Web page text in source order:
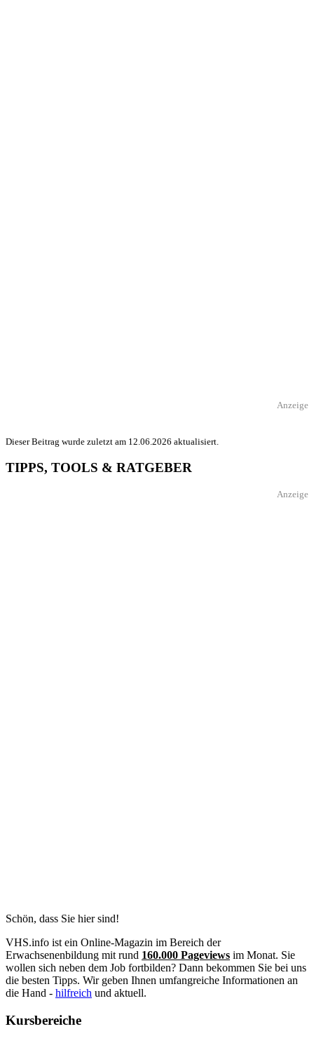
Anzeige
Dieser Beitrag wurde zuletzt am 12.06.2026 aktualisiert.
TIPPS, TOOLS & RATGEBER
Anzeige
Schön, dass Sie hier sind!
VHS.info ist ein Online-Magazin im Bereich der
Erwachsenenbildung mit rund 160.000 Pageviews im Monat. Sie
wollen sich neben dem Job fortbilden? Dann bekommen Sie bei uns
die besten Tipps. Wir geben Ihnen umfangreiche Informationen an
die Hand - hilfreich und aktuell.
Kursbereiche